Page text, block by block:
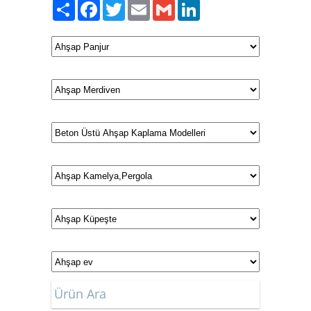
PaylaşFacebook
TwitterEmailGmail
Ürün Ara